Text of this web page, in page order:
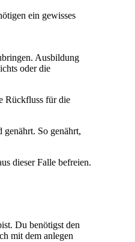
ein gewisses
Ausbildung
oder die
Rückfluss für die
genährt. So genährt,
dieser Falle befreien.
Du benötigst den
mit dem anlegen